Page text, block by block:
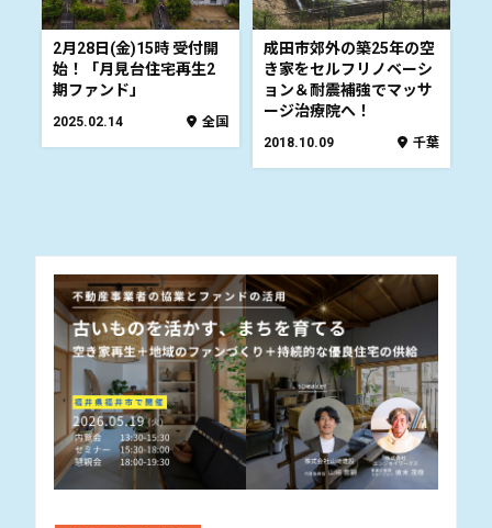
2月28日(金)15時 受付開
始！「月見台住宅再生2
期ファンド」
2025.02.14 全国
成田市郊外の築25年の空
き家をセルフリノベーシ
ョン＆耐震補強でマッサ
ージ治療院へ！
2018.10.09 千葉